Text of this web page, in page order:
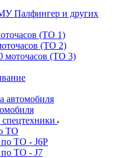
Палфингер и других
(ТО 1)
(ТО 2)
моточасов (ТО 3)
автомобиля
ТО
ТО - J6P
ТО - J7